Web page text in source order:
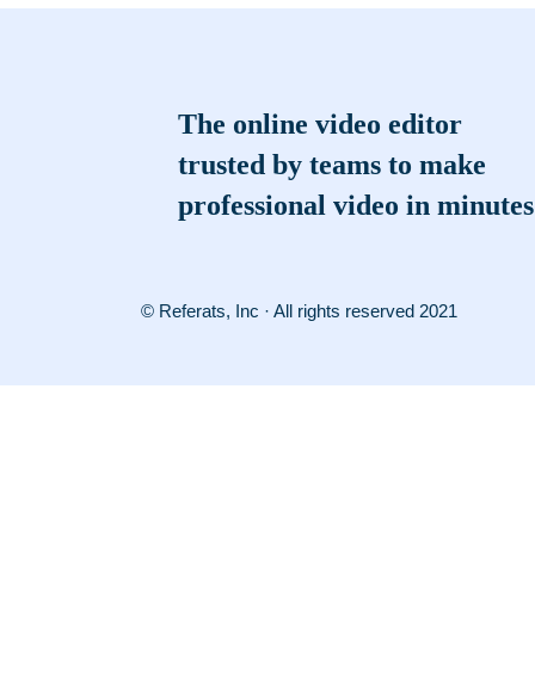
The online video editor
trusted by teams to make
professional video in minutes
© Referats, Inc · All rights reserved 2021